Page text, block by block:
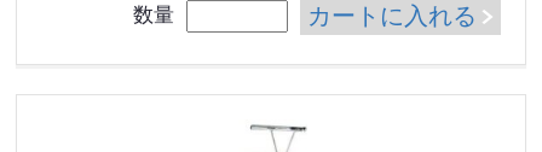
数量 カートに入れる